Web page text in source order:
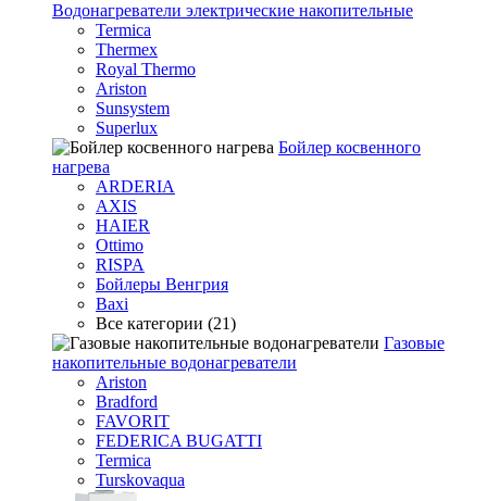
Водонагреватели электрические накопительные
Termica
Thermex
Royal Thermo
Ariston
Sunsystem
Superlux
Бойлер косвенного
нагрева
ARDERIA
AXIS
HAIER
Ottimo
RISPA
Бойлеры Венгрия
Baxi
Все категории (21)
Газовые
накопительные водонагреватели
Ariston
Bradford
FAVORIT
FEDERICA BUGATTI
Termica
Turskovaqua